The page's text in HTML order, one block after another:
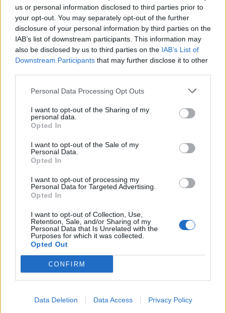
us or personal information disclosed to third parties prior to
your opt-out. You may separately opt-out of the further
disclosure of your personal information by third parties on the
IAB’s list of downstream participants. This information may
also be disclosed by us to third parties on the IAB’s List of
Downstream Participants that may further disclose it to other
Personal Data Processing Opt Outs
I want to opt-out of the Sharing of my
personal data.
Opted In
I want to opt-out of the Sale of my
Personal Data.
Opted In
I want to opt-out of processing my
Personal Data for Targeted Advertising.
Opted In
I want to opt-out of Collection, Use,
Retention, Sale, and/or Sharing of my
Personal Data that Is Unrelated with the
Purposes for which it was collected.
Opted Out
CONFIRM
Data Deletion Data Access Privacy Policy
Comentari:
aquest navegador per a la propera vegada que comenti.
ÚLTIMES NOTÍCIES
Els vestits de paper guanyen força
enguany amb més modistes i gairebé
40 peces a concurs
d’Amposta”